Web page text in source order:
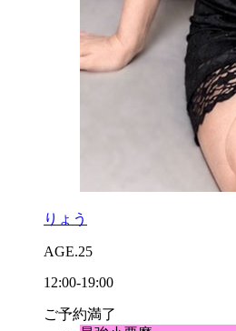
りょう
AGE.25
12:00-19:00
ご予約満了